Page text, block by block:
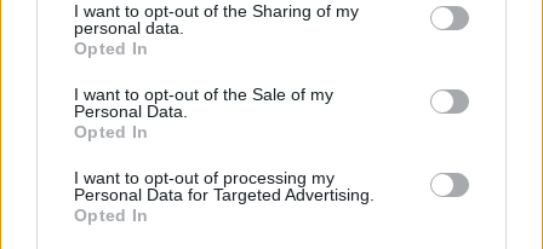
I want to opt-out of the Sharing of my
personal data.
Opted In
I want to opt-out of the Sale of my
Personal Data.
Opted In
I want to opt-out of processing my
Personal Data for Targeted Advertising.
Opted In